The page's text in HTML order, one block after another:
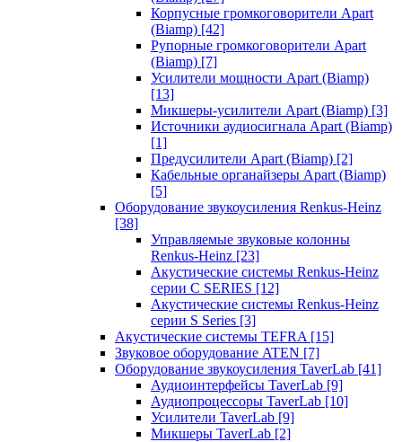
Корпусные громкоговорители Apart
(Biamp) [42]
Рупорные громкоговорители Apart
(Biamp) [7]
Усилители мощности Apart (Biamp)
[13]
Микшеры-усилители Apart (Biamp) [3]
Источники аудиосигнала Apart (Biamp)
[1]
Предусилители Apart (Biamp) [2]
Кабельные органайзеры Apart (Biamp)
[5]
Оборудование звукоусиления Renkus-Heinz
[38]
Управляемые звуковые колонны
Renkus-Heinz [23]
Акустические системы Renkus-Heinz
серии C SERIES [12]
Акустические системы Renkus-Heinz
серии S Series [3]
Акустические системы TEFRA [15]
Звуковое оборудование ATEN [7]
Оборудование звукоусиления TaverLab [41]
Аудиоинтерфейсы TaverLab [9]
Аудиопроцессоры TaverLab [10]
Усилители TaverLab [9]
Микшеры TaverLab [2]